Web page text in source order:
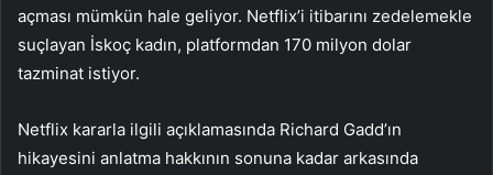
açması mümkün hale geliyor. Netflix’i itibarını zedelemekle
suçlayan İskoç kadın, platformdan 170 milyon dolar
tazminat istiyor.
Netflix kararla ilgili açıklamasında Richard Gadd’ın
hikayesini anlatma hakkının sonuna kadar arkasında